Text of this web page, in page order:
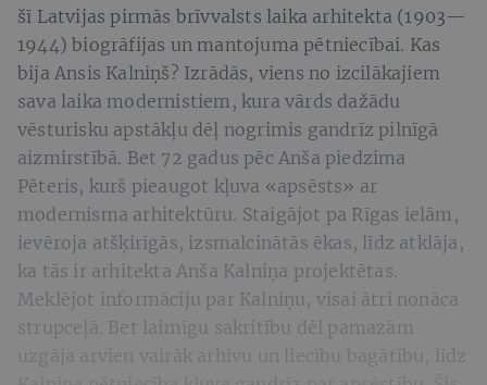
šī Latvijas pirmās brīvvalsts laika arhitekta (1903—
1944) biogrāfijas un mantojuma pētniecībai. Kas
bija Ansis Kalniņš? Izrādās, viens no izcilākajiem
sava laika modernistiem, kura vārds dažādu
vēsturisku apstākļu dēļ nogrimis gandrīz pilnīgā
aizmirstībā. Bet 72 gadus pēc Anša piedzima
Pēteris, kurš pieaugot kļuva «apsēsts» ar
modernisma arhitektūru. Staigājot pa Rīgas ielām,
ievēroja atšķirīgās, izsmalcinātās ēkas, līdz atklāja,
ka tās ir arhitekta Anša Kalniņa projektētas.
Meklējot informāciju par Kalniņu, visai ātri nonāca
strupceļā. Bet laimīgu sakritību dēl pamazām
uzgāja arvien vairāk arhīvu un liecību bagātību, līdz